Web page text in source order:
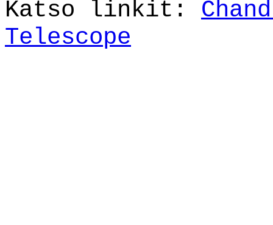
Katso linkit:
Telescope